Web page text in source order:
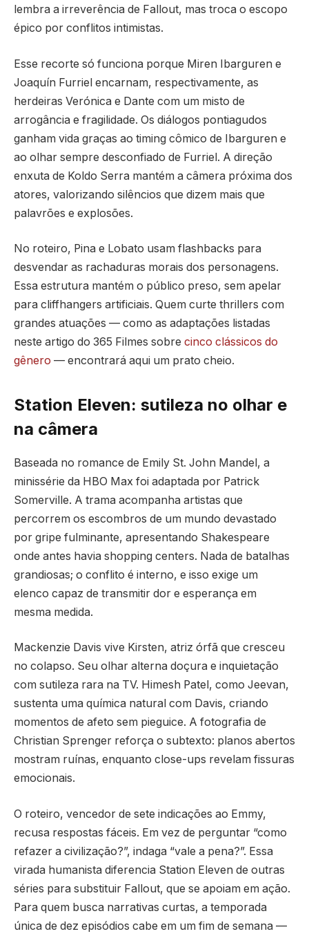
lembra a irreverência de Fallout, mas troca o escopo
épico por conflitos intimistas.
Esse recorte só funciona porque Miren Ibarguren e
Joaquín Furriel encarnam, respectivamente, as
herdeiras Verónica e Dante com um misto de
arrogância e fragilidade. Os diálogos pontiagudos
ganham vida graças ao timing cômico de Ibarguren e
ao olhar sempre desconfiado de Furriel. A direção
enxuta de Koldo Serra mantém a câmera próxima dos
atores, valorizando silêncios que dizem mais que
palavrões e explosões.
No roteiro, Pina e Lobato usam flashbacks para
desvendar as rachaduras morais dos personagens.
Essa estrutura mantém o público preso, sem apelar
para cliffhangers artificiais. Quem curte thrillers com
grandes atuações — como as adaptações listadas
neste artigo do 365 Filmes sobre cinco clássicos do
gênero — encontrará aqui um prato cheio.
Station Eleven: sutileza no olhar e
na câmera
Baseada no romance de Emily St. John Mandel, a
minissérie da HBO Max foi adaptada por Patrick
Somerville. A trama acompanha artistas que
percorrem os escombros de um mundo devastado
por gripe fulminante, apresentando Shakespeare
onde antes havia shopping centers. Nada de batalhas
grandiosas; o conflito é interno, e isso exige um
elenco capaz de transmitir dor e esperança em
mesma medida.
Mackenzie Davis vive Kirsten, atriz órfã que cresceu
no colapso. Seu olhar alterna doçura e inquietação
com sutileza rara na TV. Himesh Patel, como Jeevan,
sustenta uma química natural com Davis, criando
momentos de afeto sem pieguice. A fotografia de
Christian Sprenger reforça o subtexto: planos abertos
mostram ruínas, enquanto close-ups revelam fissuras
emocionais.
O roteiro, vencedor de sete indicações ao Emmy,
recusa respostas fáceis. Em vez de perguntar “como
refazer a civilização?”, indaga “vale a pena?”. Essa
virada humanista diferencia Station Eleven de outras
séries para substituir Fallout, que se apoiam em ação.
Para quem busca narrativas curtas, a temporada
única de dez episódios cabe em um fim de semana —